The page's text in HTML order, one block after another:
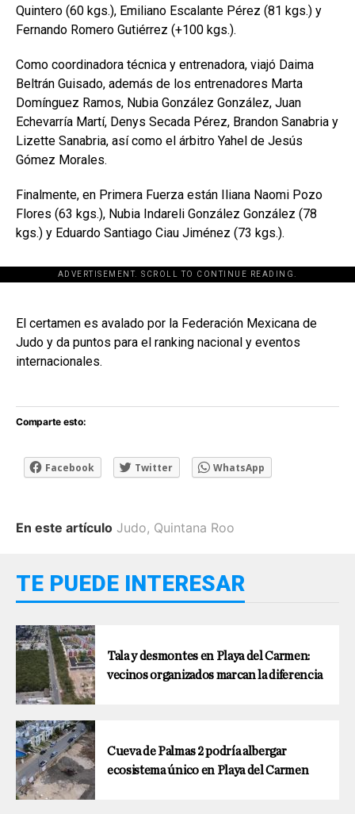
Quintero (60 kgs.), ⁠Emiliano Escalante Pérez (81 kgs.) y
⁠Fernando Romero Gutiérrez (+100 kgs.).
Como coordinadora técnica y entrenadora, viajó Daima
Beltrán Guisado, además de los entrenadores Marta
Domínguez Ramos, Nubia González González, Juan
Echevarría Martí, Denys Secada Pérez, Brandon Sanabria y
Lizette Sanabria, así como el árbitro Yahel de Jesús
Gómez Morales.
Finalmente, en Primera Fuerza están Iliana Naomi Pozo
Flores (63 kgs.), Nubia Indareli González González (78
kgs.) y Eduardo Santiago Ciau Jiménez (73 kgs.).
ADVERTISEMENT. SCROLL TO CONTINUE READING.
[adsforwp id="243463"]
El certamen es avalado por la Federación Mexicana de
Judo y da puntos para el ranking nacional y eventos
internacionales.
Comparte esto:
Facebook Twitter WhatsApp
En este artículo Judo, Quintana Roo
TE PUEDE INTERESAR
Tala y desmontes en Playa del Carmen:
vecinos organizados marcan la diferencia
Cueva de Palmas 2 podría albergar
ecosistema único en Playa del Carmen